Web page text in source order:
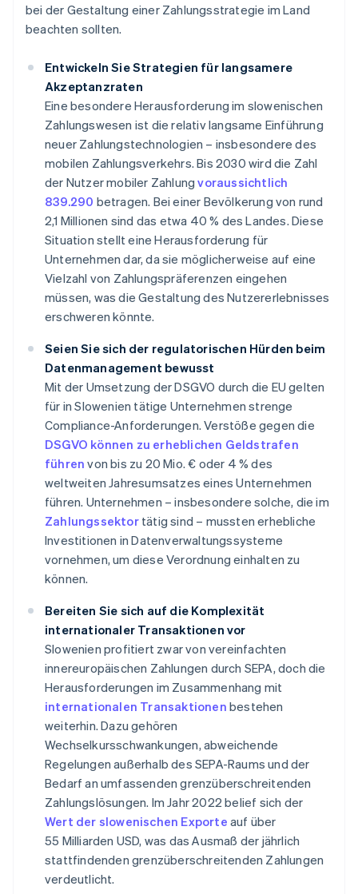
bei der Gestaltung einer Zahlungsstrategie im Land
beachten sollten.
Entwickeln Sie Strategien für langsamere
Akzeptanzraten
Eine besondere Herausforderung im slowenischen
Zahlungswesen ist die relativ langsame Einführung
neuer Zahlungstechnologien – insbesondere des
mobilen Zahlungsverkehrs. Bis 2030 wird die Zahl
der Nutzer mobiler Zahlungvoraussichtlich
839.290 betragen. Bei einer Bevölkerung von rund
2,1 Millionen sind das etwa 40 % des Landes. Diese
Situation stellt eine Herausforderung für
Unternehmen dar, da sie möglicherweise auf eine
Vielzahl von Zahlungspräferenzen eingehen
müssen, was die Gestaltung des Nutzererlebnisses
erschweren könnte.
Seien Sie sich der regulatorischen Hürden beim
Datenmanagement bewusst
Mit der Umsetzung der DSGVO durch die EU gelten
für in Slowenien tätige Unternehmen strenge
Compliance-Anforderungen. Verstöße gegen die
DSGVO können zu erheblichen Geldstrafen
führen von bis zu 20 Mio. € oder 4 % des
weltweiten Jahresumsatzes eines Unternehmen
führen. Unternehmen – insbesondere solche, die im
Zahlungssektortätig sind – mussten erhebliche
Investitionen in Datenverwaltungssysteme
vornehmen, um diese Verordnung einhalten zu
können.
Bereiten Sie sich auf die Komplexität
internationaler Transaktionen vor
Slowenien profitiert zwar von vereinfachten
innereuropäischen Zahlungen durch SEPA, doch die
Herausforderungen im Zusammenhang mit
internationalen Transaktionen bestehen
weiterhin. Dazu gehören
Wechselkursschwankungen, abweichende
Regelungen außerhalb des SEPA-Raums und der
Bedarf an umfassenden grenzüberschreitenden
Zahlungslösungen. Im Jahr 2022 belief sich der
Wert der slowenischen Exporte auf über
55 Milliarden USD, was das Ausmaß der jährlich
stattfindenden grenzüberschreitenden Zahlungen
verdeutlicht.